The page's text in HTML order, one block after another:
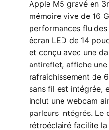
Apple M5 gravé en
mémoire vive de 16
performances
écran LED de 14
et conçu avec une
antireflet, affiche
rafraîchissement de
sans fil est intégrée,
inclut une webcam
parleurs intégrés. Le
rétroéclairé facilite la